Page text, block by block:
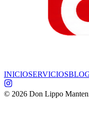
INICIOSERVICIOS
© 2026 Don Lippo